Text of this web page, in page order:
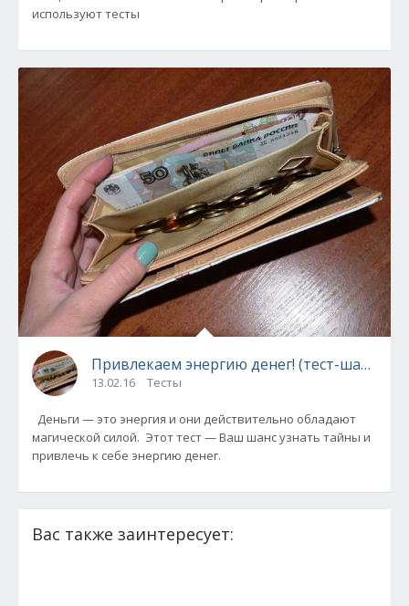
используют тесты
Привлекаем энергию денег! (тест-шанс)
13.02.16 Тесты
Деньги — это энергия и они действительно обладают
магической силой. Этот тест — Ваш шанс узнать тайны и
привлечь к себе энергию денег.
Вас также заинтересует: